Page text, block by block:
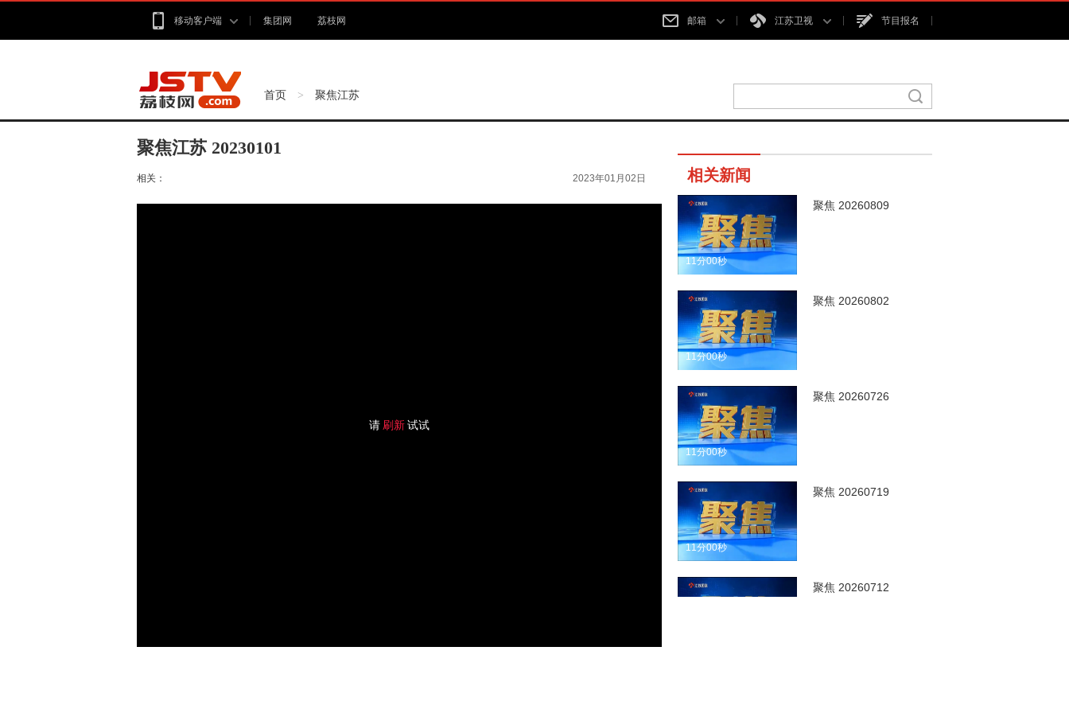
移动客户端 集团网 荔枝网 邮箱 江苏卫视 节目报名
首页 > 聚焦江苏
聚焦江苏 20230101
相关： 2023年01月02日
请 刷新 试试
相关新闻
11分00秒
聚焦 20260809
11分00秒
聚焦 20260802
11分00秒
聚焦 20260726
11分00秒
聚焦 20260719
聚焦 20260712